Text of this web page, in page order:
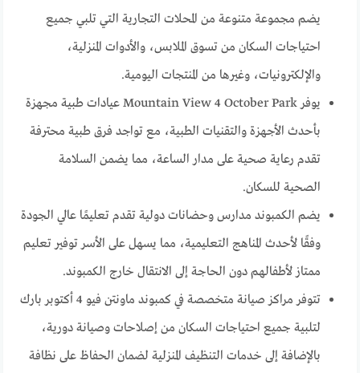
يضم مجموعة متنوعة من المحلات التجارية التي تلبي جميع
احتياجات السكان من تسوق الملابس، والأدوات المنزلية،
والإلكترونيات، وغيرها من المنتجات اليومية.
يوفر Mountain View 4 October Park عيادات طبية مجهزة
بأحدث الأجهزة والتقنيات الطبية، مع تواجد فرق طبية محترفة
تقدم رعاية صحية على مدار الساعة، مما يضمن السلامة
الصحية للسكان.
يضم الكمبوند مدارس وحضانات دولية تقدم تعليمًا عالي الجودة
وفقًا لأحدث المناهج التعليمية، مما يسهل على الأسر توفير تعليم
ممتاز لأطفالهم دون الحاجة إلى الانتقال خارج الكمبوند.
تتوفر مراكز صيانة متخصصة في كمبوند ماونتن فيو 4 أكتوبر بارك
لتلبية جميع احتياجات السكان من إصلاحات وصيانة دورية،
بالإضافة إلى خدمات التنظيف المنزلية لضمان الحفاظ على نظافة